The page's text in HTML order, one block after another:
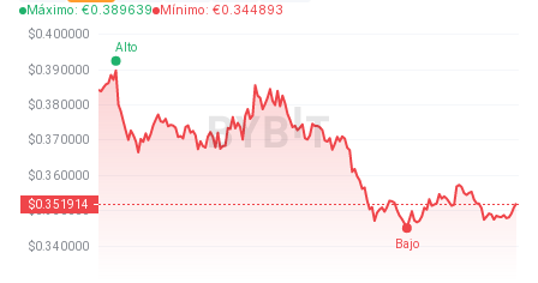
Máximo: €0.389639 Mínimo: €0.344893
Última actualización: 2026-08-09, 15:04 GMT+0